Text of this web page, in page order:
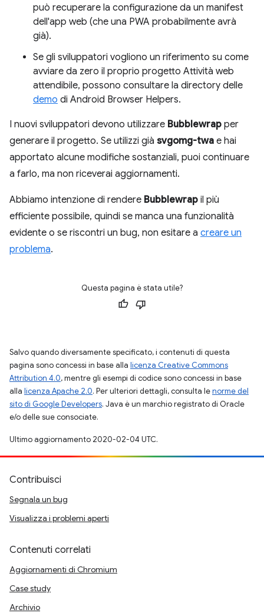
può recuperare la configurazione da un manifest
dell'app web (che una PWA probabilmente avrà
già).
Se gli sviluppatori vogliono un riferimento su come
avviare da zero il proprio progetto Attività web
attendibile, possono consultare la directory delle
demo di Android Browser Helpers.
I nuovi sviluppatori devono utilizzare Bubblewrap per
generare il progetto. Se utilizzi già svgomg-twa e hai
apportato alcune modifiche sostanziali, puoi continuare
a farlo, ma non riceverai aggiornamenti.
Abbiamo intenzione di rendere Bubblewrap il più
efficiente possibile, quindi se manca una funzionalità
evidente o se riscontri un bug, non esitare a creare un
problema.
Questa pagina è stata utile?
Salvo quando diversamente specificato, i contenuti di questa
pagina sono concessi in base alla licenza Creative Commons
Attribution 4.0, mentre gli esempi di codice sono concessi in base
alla licenza Apache 2.0. Per ulteriori dettagli, consulta lenorme del
sito di Google Developers. Java è un marchio registrato di Oracle
e/o delle sue consociate.
Ultimo aggiornamento 2020-02-04 UTC.
Contribuisci
Segnala un bug
Visualizza i problemi aperti
Contenuti correlati
Aggiornamenti di Chromium
Case study
Archivio